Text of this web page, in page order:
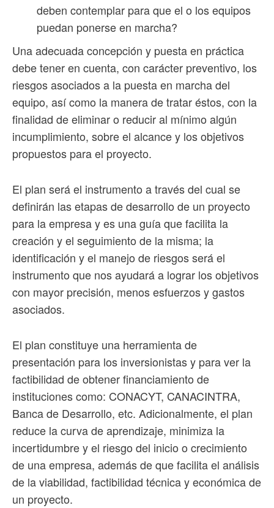
deben contemplar para que el o los equipos
puedan ponerse en marcha?
Una adecuada concepción y puesta en práctica
debe tener en cuenta, con carácter preventivo, los
riesgos asociados a la puesta en marcha del
equipo, así como la manera de tratar éstos, con la
finalidad de eliminar o reducir al mínimo algún
incumplimiento, sobre el alcance y los objetivos
propuestos para el proyecto.
El plan será el instrumento a través del cual se
definirán las etapas de desarrollo de un proyecto
para la empresa y es una guía que facilita la
creación y el seguimiento de la misma; la
identificación y el manejo de riesgos será el
instrumento que nos ayudará a lograr los objetivos
con mayor precisión, menos esfuerzos y gastos
asociados.
El plan constituye una herramienta de
presentación para los inversionistas y para ver la
factibilidad de obtener financiamiento de
instituciones como: CONACYT, CANACINTRA,
Banca de Desarrollo, etc. Adicionalmente, el plan
reduce la curva de aprendizaje, minimiza la
incertidumbre y el riesgo del inicio o crecimiento
de una empresa, además de que facilita el análisis
de la viabilidad, factibilidad técnica y económica de
un proyecto.